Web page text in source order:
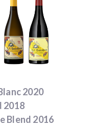
2020
2018
Blend 2016